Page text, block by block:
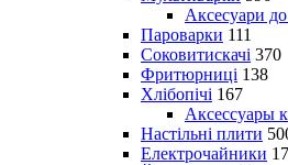
Аксесуари
Пароварки 111
Соковитискачі 370
Фритюрниці 138
Хлібопічі 167
Аксессуары
Настільні плити
Електрочайники